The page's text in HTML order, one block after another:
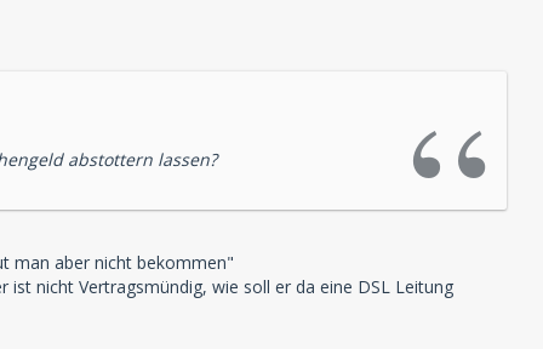
abstottern lassen?
man aber nicht bekommen"
nicht Vertragsmündig, wie soll er da eine DSL Leitung